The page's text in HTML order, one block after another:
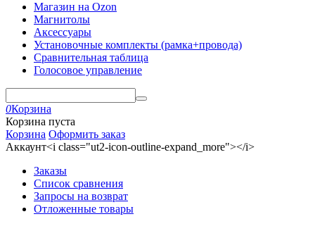
Магазин на Ozon
Магнитолы
Аксессуары
Установочные комплекты (рамка+провода)
Сравнительная таблица
Голосовое управление
0Корзина
Корзина пуста
Корзина Оформить заказ
Аккаунт<i class="ut2-icon-outline-expand_more"></i>
Заказы
Список сравнения
Запросы на возврат
Отложенные товары